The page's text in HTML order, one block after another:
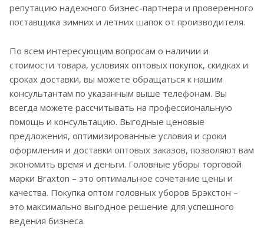
репутацию надежного бизнес-партнера и проверенного
поставщика зимних и летних шапок от производителя.
По всем интересующим вопросам о наличии и
стоимости товара, условиях оптовых покупок, скидках и
сроках доставки, вы можете обращаться к нашим
консультантам по указанным выше телефонам. Вы
всегда можете рассчитывать на профессиональную
помощь и консультацию. Выгодные ценовые
предложения, оптимизированные условия и сроки
оформления и доставки оптовых заказов, позволяют вам
экономить время и деньги. Головные уборы торговой
марки Braxton – это оптимальное сочетание цены и
качества. Покупка оптом головных уборов Брэкстон –
это максимально выгодное решение для успешного
ведения бизнеса.